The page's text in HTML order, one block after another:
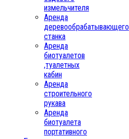
измельчителя
Аренда
деревообрабатывающего
станка
Аренда
биотуалетов
,туалетных
кабин
Аренда
строительного
рукава
Аренда
биотуалета
портативного